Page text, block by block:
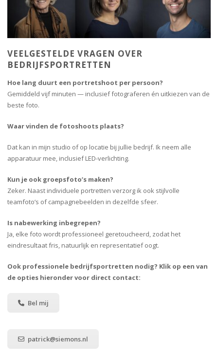
VEELGESTELDE VRAGEN OVER
BEDRIJFSPORTRETTEN
Hoe lang duurt een portretshoot per persoon?
Gemiddeld vijf minuten — inclusief fotograferen én uitkiezen van de
beste foto.
Waar vinden de fotoshoots plaats?
Dat kan in mijn studio of op locatie bij jullie bedrijf. Ik neem alle
apparatuur mee, inclusief LED-verlichting.
Kun je ook groepsfoto’s maken?
Zeker. Naast individuele portretten verzorg ik ook stijlvolle
teamfoto’s of campagnebeelden in dezelfde sfeer.
Is nabewerking inbegrepen?
Ja, elke foto wordt professioneel geretoucheerd, zodat het
eindresultaat fris, natuurlijk en representatief oogt.
Ook professionele bedrijfsportretten nodig? Klik op een van
de opties hieronder voor direct contact:
Bel mij
patrick@siemons.nl